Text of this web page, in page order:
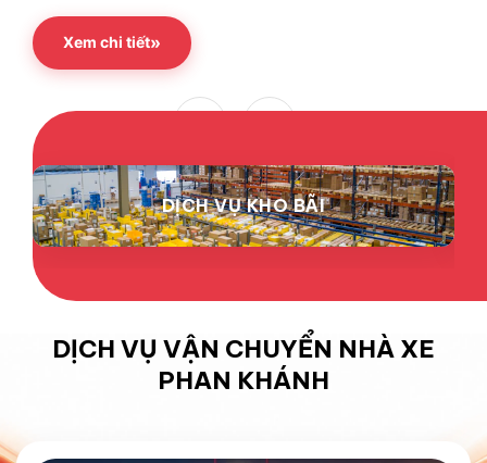
Xem chi tiết»
DỊCH VỤ KHO BÃI
DỊCH VỤ VẬN CHUYỂN NHÀ XE
PHAN KHÁNH